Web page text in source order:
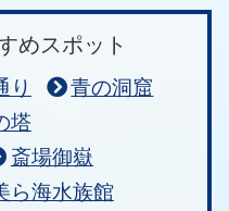
めスポット
り
青の洞窟
塔
斎場御嶽
ら海水族館